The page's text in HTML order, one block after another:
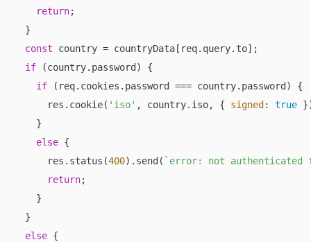
return;
  }
const country = countryData[req.query.to];
if (country.password) {
if (req.cookies.password === country.password) {
      res.cookie(
'iso' , country.iso, { signed : true
    }
else {
      res.status(
400).send( `error: not
return;
    }
  }
else {